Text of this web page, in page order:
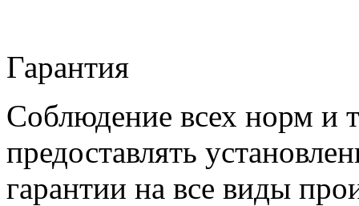
Гарантия
Соблюдение всех норм и
предоставлять
гарантии на все виды